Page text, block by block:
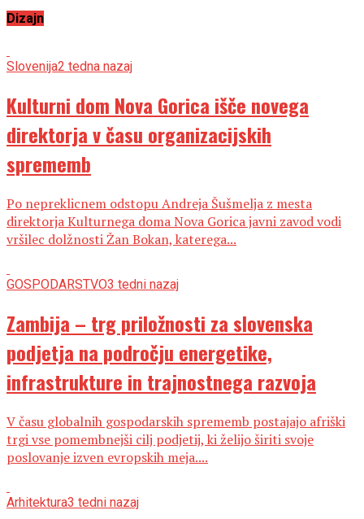
Dizajn
Slovenija2 tedna nazaj
Kulturni dom Nova Gorica išče novega
direktorja v času organizacijskih
sprememb
Po nepreklicnem odstopu Andreja Šušmelja z mesta
direktorja Kulturnega doma Nova Gorica javni zavod vodi
vršilec dolžnosti Žan Bokan, katerega...
GOSPODARSTVO3 tedni nazaj
Zambija – trg priložnosti za slovenska
podjetja na področju energetike,
infrastrukture in trajnostnega razvoja
V času globalnih gospodarskih sprememb postajajo afriški
trgi vse pomembnejši cilj podjetij, ki želijo širiti svoje
poslovanje izven evropskih meja....
Arhitektura3 tedni nazaj